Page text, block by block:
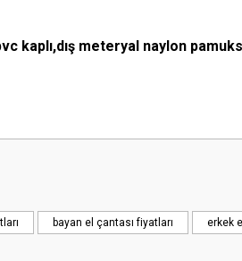
kaplı,dış meteryal naylon
bayan el çantası fiyatları erkek